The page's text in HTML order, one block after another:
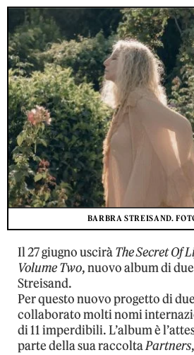
BARBRA STREISAND.
Il 27 giugno usciràThe Secret Of
Volume Two, nuovo album di
Streisand.
Per questo nuovo progetto di
collaborato molti nomi
di 11 imperdibili. L’album è
parte della sua raccoltaPartners